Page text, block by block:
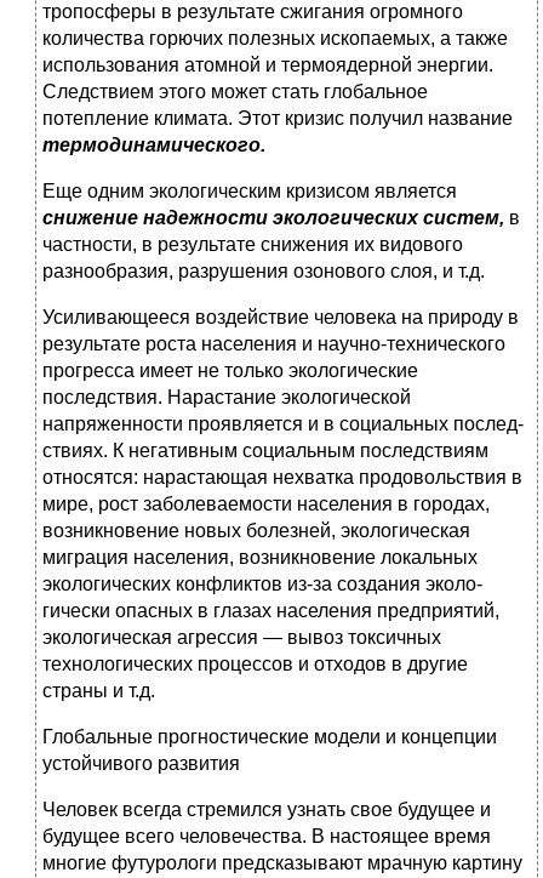
тропосферы в результате сжигания огромного
количества горючих полезных ископаемых, а так­же
использования атомной и термоядерной энергии.
Следстви­ем этого может стать глобальное
потепление климата. Этот кризис получил название
термодинамического.
Еще одним экологическим кризисом является
снижение надежности экологических систем, в
частности, в результате снижения их видового
разнообразия, разрушения озонового слоя, и т.д.
Усиливающееся воздействие человека на природу в
резуль­тате роста населения и научно-технического
прогресса имеет не только экологические
последствия. Нарастание экологи­ческой
напряженности проявляется и в социальных послед­
ствиях. К негативным социальным последствиям
относятся: нарастающая нехватка продовольствия в
мире, рост заболе­ваемости населения в городах,
возникновение новых болез­ней, экологическая
миграция населения, возникновение локальных
экологических конфликтов из-за создания эколо­
гически опасных в глазах населения предприятий,
экологи­ческая агрессия — вывоз токсичных
технологических про­цессов и отходов в другие
страны и т.д.
Глобальные прогностические модели и концепции
устойчивого развития
Человек всегда стремился узнать свое будущее и
будущее всего человечества. В настоящее время
многие футурологи предсказывают мрачную картину